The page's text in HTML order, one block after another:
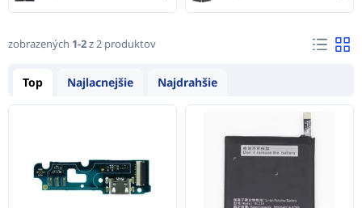
zobrazených 1-2z 2 produktov
Top Najlacnejšie Najdrahšie